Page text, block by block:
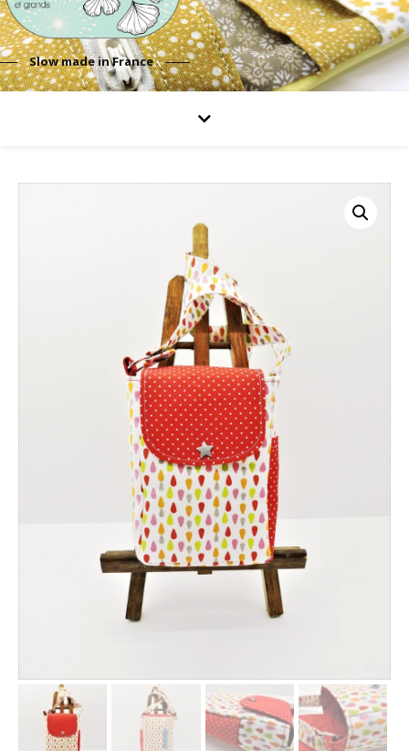
Slow made in France